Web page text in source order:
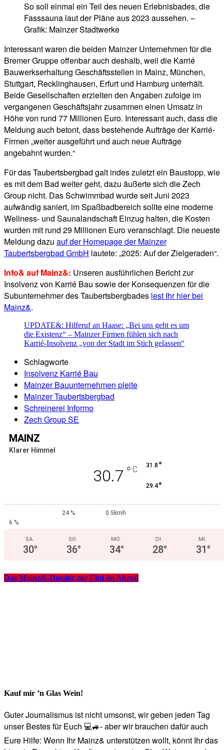
So soll einmal ein Teil des neuen Erlebnisbades, die
Fasssauna laut der Pläne aus 2023 aussehen. –
Grafik: Mainzer Stadtwerke
Interessant waren die beiden Mainzer Unternehmen für die
Bremer Gruppe offenbar auch deshalb, weil die Karrié
Bauwerkserhaltung Geschäftsstellen in Mainz, München,
Stuttgart, Recklinghausen, Erfurt und Hamburg unterhält.
Beide Gesellschaften erzielten den Angaben zufolge im
vergangenen Geschäftsjahr zusammen einen Umsatz in
Höhe von rund 77 Millionen Euro. Interessant auch, dass die
Meldung auch betont, dass bestehende Aufträge der Karrié-
Firmen „weiter ausgeführt und auch neue Aufträge
angebahnt wurden.“
Für das Taubertsbergbad galt indes zuletzt ein Baustopp, wie
es mit dem Bad weiter geht, dazu äußerte sich die Zech
Group nicht. Das Schwimmbad wurde seit Juni 2023
aufwändig saniert, im Spaßbadbereich sollte eine moderne
Wellness- und Saunalandschaft Einzug halten, die Kosten
wurden mit rund 29 Millionen Euro veranschlagt. Die neueste
Meldung dazu auf der Homepage der Mainzer
Taubertsbergbad GmbH lautete: „2025: Auf der Zielgeraden“.
Info& auf Mainz&: Unseren ausführlichen Bericht zur
Insolvenz von Karrié Bau sowie der Konsequenzen für die
Subunternehmer des Taubertsbergbades lest Ihr hier bei
Mainz&.
UPDATE&: Hilferuf an Haase: „Bei uns geht es um
die Existenz“ – Mainzer Firmen fühlen sich nach
Karrié-Insolvenz „von der Stadt im Stich gelassen“
Schlagworte
Insolvenz Karrié Bau
Mainzer Bauunternehmen pleite
Mainzer Taubertsbergbad
Schreinerei Informo
Zech Group SE
MAINZ
Klarer Himmel
30.7 ° C 31.8 °
29.4°
24 %
0.5kmh
6 %
SA.
30°
SO.
36°
MO.
34°
DI.
28°
MI.
31°
Das Mainz&-Dossier zur Flut im Ahrtal
Kauf mir ’n Glas Wein!
Guter Journalismus ist nicht umsonst, wir geben jeden Tag
unser Bestes für Euch 💻🚙- aber wir brauchen dafür auch
Eure Hilfe: Wenn Ihr Mainz& unterstützen wollt, könnt Ihr das